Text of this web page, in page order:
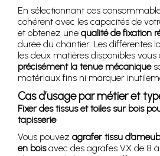
En sélectionnant ces
cohérent avec les capacités de
et obtenez une qualité de fixation
durée du chantier. Les différentes
les deux matières disponibles vous
précisément la tenue mécanique
matériaux fins ni marquer
Cas d’usage par métier et
Fixer des tissus et toiles sur bois
tapisserie
Vous pouvez agrafer tissu
en boisavec des agrafes VX de 8